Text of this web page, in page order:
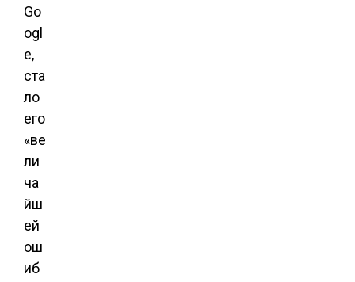
Go
ogl
e,
ста
ло
его
«ве
ли
ча
йш
ей
ош
иб